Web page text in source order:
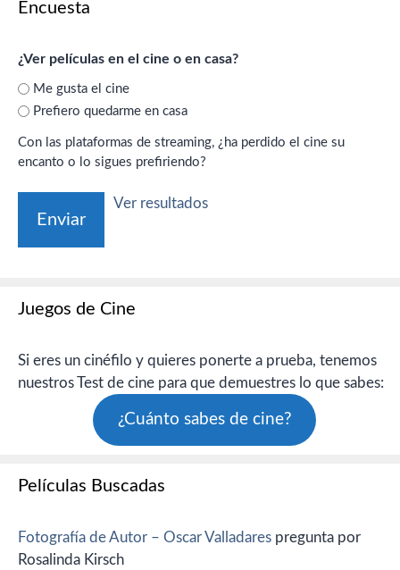
Encuesta
¿Ver películas en el cine o en casa?
Me gusta el cine
Prefiero quedarme en casa
Con las plataformas de streaming, ¿ha perdido el cine su
encanto o lo sigues prefiriendo?
Ver resultados
Juegos de Cine
Si eres un cinéfilo y quieres ponerte a prueba, tenemos
nuestros Test de cine para que demuestres lo que sabes:
¿Cuánto sabes de cine?
Películas Buscadas
Fotografía de Autor – Oscar Valladares pregunta por
Rosalinda Kirsch